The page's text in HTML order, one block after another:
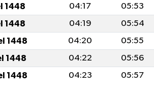
1448 04:17 05:53
1448 04:19 05:54
1448 04:20 05:55
1448 04:22 05:56
1448 04:23 05:57